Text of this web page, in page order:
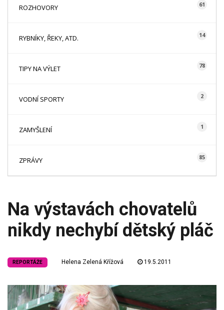
ROZHOVORY 61
RYBNÍKY, ŘEKY, ATD. 14
TIPY NA VÝLET 78
VODNÍ SPORTY 2
ZAMYŠLENÍ 1
ZPRÁVY 85
Na výstavách chovatelů
nikdy nechybí dětský pláč
REPORTÁŽE Helena Zelená Křížová 19.5.2011